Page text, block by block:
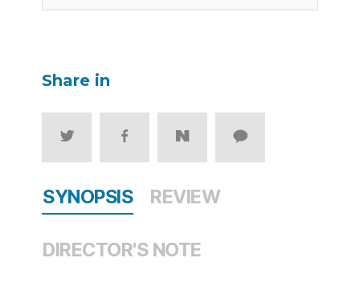
SYNOPSIS REVIEW
DIRECTOR'S NOTE
Share in